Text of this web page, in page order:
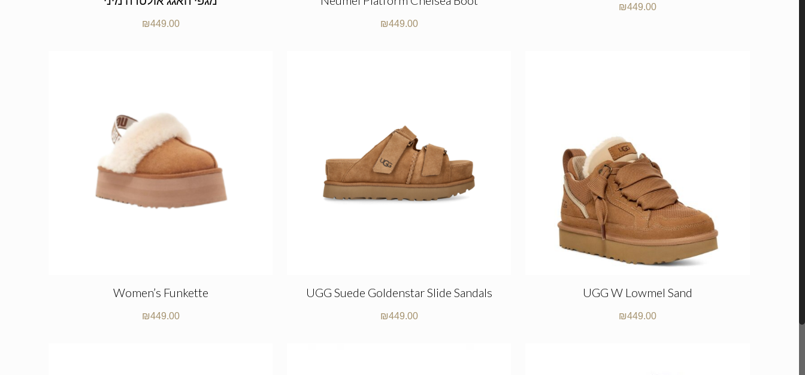
₪449.00 ₪449.00
₪449.00
Women’s Funkette
₪449.00
UGG Suede Goldenstar Slide Sandals
₪449.00
UGG W Lowmel Sand
₪449.00